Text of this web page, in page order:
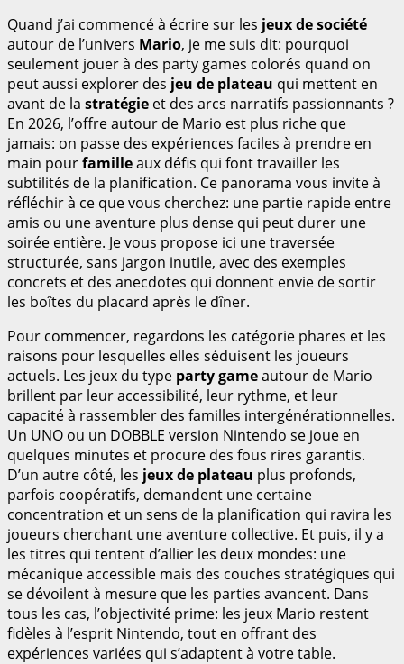
Quand j’ai commencé à écrire sur les jeux de société
autour de l’univers Mario, je me suis dit: pourquoi
seulement jouer à des party games colorés quand on
peut aussi explorer des jeu de plateau qui mettent en
avant de la stratégie et des arcs narratifs passionnants ?
En 2026, l’offre autour de Mario est plus riche que
jamais: on passe des expériences faciles à prendre en
main pourfamilleaux défis qui font travailler les
subtilités de la planification. Ce panorama vous invite à
réfléchir à ce que vous cherchez: une partie rapide entre
amis ou une aventure plus dense qui peut durer une
soirée entière. Je vous propose ici une traversée
structurée, sans jargon inutile, avec des exemples
concrets et des anecdotes qui donnent envie de sortir
les boîtes du placard après le dîner.
Pour commencer, regardons les catégorie phares et les
raisons pour lesquelles elles séduisent les joueurs
actuels. Les jeux du type party gameautour de Mario
brillent par leur accessibilité, leur rythme, et leur
capacité à rassembler des familles intergénérationnelles.
Un UNO ou un DOBBLE version Nintendo se joue en
quelques minutes et procure des fous rires garantis.
D’un autre côté, les jeux de plateau plus profonds,
parfois coopératifs, demandent une certaine
concentration et un sens de la planification qui ravira les
joueurs cherchant une aventure collective. Et puis, il y a
les titres qui tentent d’allier les deux mondes: une
mécanique accessible mais des couches stratégiques qui
se dévoilent à mesure que les parties avancent. Dans
tous les cas, l’objectivité prime: les jeux Mario restent
fidèles à l’esprit Nintendo, tout en offrant des
expériences variées qui s’adaptent à votre table.